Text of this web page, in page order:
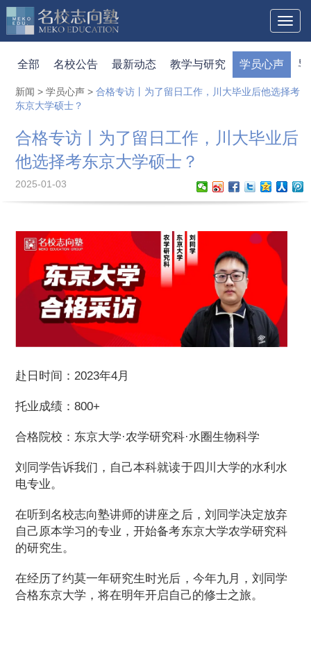
Toggle
全部 名校公告 最新动态 教学与研究 学员心声 导
新闻 > 学员心声 > 合格专访丨为了留日工作，川大毕业后他选择考
东京大学硕士？
合格专访丨为了留日工作，川大毕业后
他选择考东京大学硕士？
2025-01-03
赴日时间：2023年4月
托业成绩：800+
合格院校：东京大学·农学研究科·水圈生物科学
刘同学告诉我们，自己本科就读于四川大学的水利水
电专业。
在听到名校志向塾讲师的讲座之后，刘同学决定放弃
自己原本学习的专业，开始备考东京大学农学研究科
的研究生。
在经历了约莫一年研究生时光后，今年九月，刘同学
合格东京大学，将在明年开启自己的修士之旅。